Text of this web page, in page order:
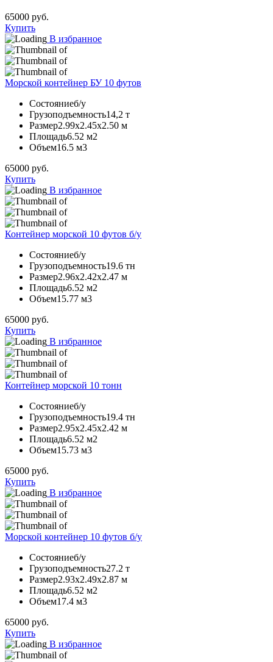
65000 руб.
Купить
В избранное
Морской контейнер БУ 10 футов
Состояниеб/у
Грузоподъемность14,2 т
Размер2.99х2.45х2.50 м
Площадь6.52 м2
Объем16.5 м3
65000 руб.
Купить
В избранное
Контейнер морской 10 футов б/у
Состояниеб/у
Грузоподъемность19.6 тн
Размер2.96х2.42х2.47 м
Площадь6.52 м2
Объем15.77 м3
65000 руб.
Купить
В избранное
Контейнер морской 10 тонн
Состояниеб/у
Грузоподъемность19.4 тн
Размер2.95х2.45х2.42 м
Площадь6.52 м2
Объем15.73 м3
65000 руб.
Купить
В избранное
Морской контейнер 10 футов б/у
Состояниеб/у
Грузоподъемность27.2 т
Размер2.93х2.49х2.87 м
Площадь6.52 м2
Объем17.4 м3
65000 руб.
Купить
В избранное